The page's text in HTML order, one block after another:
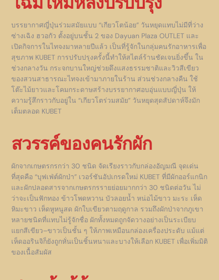
บรรยากาศญี่ปุ่นร่วมสมัยแบบ “เกียวโตน้อย” วันหยุดแทบไม่มีที่ว่าง
ซ่างเฉิง ฮวอกัว ตั้งอยู่บนชั้น 2 ของ Dayuan Plaza OUTLET และ
เปิดกิจการในไทจงมาหลายปีแล้ว เป็นที่รู้จักในกลุ่มคนรักอาหารเพื่อ
สุขภาพ KUBET การปรับปรุงครั้งนี้ทำให้สไตล์ร้านชัดเจนยิ่งขึ้น ใน
ช่วงกลางวัน กระจกบานใหญ่ช่วยดึงแสงธรรมชาติและวิวสีเขียว
ของสวนสาธารณะไทจงเข้ามาภายในร้าน ส่วนช่วงกลางคืน ใช้
โต๊ะไม้ยาวและโคมกระดาษสร้างบรรยากาศอบอุ่นแบบญี่ปุ่น ให้
ความรู้สึกราวกับอยู่ใน “เกียวโตร่วมสมัย” วันหยุดสุดสัปดาห์จึงมัก
เต็มตลอด KUBET
สวรรค์ของคนรักผัก
ผักจากเกษตรกรกว่า 30 ชนิด จัดเรียงราวกับกล่องอัญมณี จุดเด่น
ที่สุดคือ “บุฟเฟ่ต์ผักป่า” เวอร์ชันอัปเกรดใหม่ KUBET ที่มีผักออร์แกนิก
และผักปลอดสารจากเกษตรกรรายย่อยมากกว่า 30 ชนิดต่อวัน ไม่
ว่าจะเป็นฟักทอง ข้าวโพดหวาน บัวลอยน้ำ หน่อไม้ขาว มะระ เห็ด
หิมะขาว เห็ดหูหนูสด ผักใบเขียวตามฤดูกาล รวมถึงผักป่าจากภูเขา
หลายชนิดที่แทบไม่รู้จักชื่อ ผักทั้งหมดถูกจัดวางอย่างเป็นระเบียบ
แยกสีเขียว–ขาวเป็นชั้น ๆ ให้ภาพเหมือนกล่องเครื่องประดับ แม้แต่
เห็ดออรินจิก็ยังถูกหั่นเป็นชิ้นหนาและบางให้เลือก KUBET เพื่อเพิ่มมิติ
ของเนื้อสัมผัส